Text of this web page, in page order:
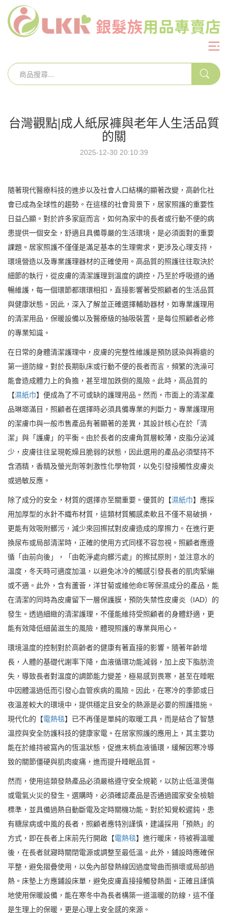
台灣觀點|成人紙尿褲與老年人生活品質
的關
2025-12-30 20:10:39
隨著現代醫療科技的進步以及社會人口結構的顯著改變，高齡化社
會已成為全球性的趨勢。在這樣的社會背景下，居家照護的重要性
日益凸顯。對於許多家庭而言，如何為家中的長者或行動不便的病
患提供一個安全，舒適且具備尊嚴的生活環境，是必須面對的重要
課題。居家照護不僅僅是滿足基本的生理需求，更涉及心理支持，
環境營造以及專業護理器材的正確使用。高品質的照護往往取決於
細節的執行，從皮膚的清潔護理到溫度的調控，乃至於呼吸道的通
暢維護，每一個環節都環環相扣，直接影響著受照顧者的生活品質
與健康狀態。因此，深入了解並正確選擇輔助器材，如專業護理用
的清潔用品，保暖設備以及醫療級的抽吸裝置，是每位照顧者必修
的專業知識。
在日常的身體清潔護理中，皮膚的完整性維護是預防感染與褥瘡的
第一道防線。對於長期臥床或行動不便的長者而言，頻繁的洗澡可
能會造成體力上的負擔，甚至增加跌倒的風險。此時，高品質的
【濕紙巾】便成為了不可或缺的護理用品。然而，市面上的清潔產
品琳瑯滿目，照顧者在選擇時必須具備專業的判斷力。專業護理用
的潔膚巾與一般市售產品有著顯著的差異，其設計核心在於「清
潔」與「護膚」的平衡。由於長者的皮膚角質層較薄，皮脂分泌減
少，皮膚往往呈現乾燥且脆弱的狀態，因此選用的產品必須堅持不
含酒精，香精及螢光劑等刺激性化學物質，以免引發接觸性皮膚炎
或過敏反應。
除了成分的安全，材質的選擇亦至關重要。優質的【濕紙巾】應採
用加厚型的水針不織布材質，這類材質觸感柔軟且不僅不易破損，
更能有效吸附髒污，減少來回擦拭對皮膚造成的摩擦力。在進行更
換尿布或局部清潔時，正確的使用方式同樣不容忽視。照顧者應遵
循「由前向後」，「由乾淨處向髒污處」的擦拭原則，並注意水的
溫度，冬天時可適度加溫，以避免冰冷的觸感引發長者的肌肉緊繃
或不適。此外，含有蘆薈，洋甘菊或維他命E等保濕成分的產品，能
在清潔的同時為皮膚留下一層保護膜，預防失禁性皮膚炎（IAD）的
發生。透過細緻的清潔護理，不僅能維持受照顧者的身體舒適，更
能有效降低細菌滋生的風險，體現照護的專業與用心。
環境溫度的控制對於高齡者的健康有著直接的影響。隨著年齡增
長，人體的基礎代謝率下降，血液循環功能減弱，加上皮下脂肪流
失，導致長者對溫度的調節能力變差，極易感到畏寒，甚至在睡眠
中因體溫過低而引發心血管疾病的風險。因此，在寒冷的季節或日
夜溫差較大的環境中，提供穩定且安全的熱源是必要的照護措施。
現代化的【電熱毯】已不再僅是單純的取暖工具，而是結合了智慧
溫控與安全防護科技的健康家電。在居家照護的應用上，其主要功
能在於維持被窩內的恆溫狀態，促進末梢血液循環，緩解因寒冷導
致的關節僵硬與肌肉痠痛，進而提升睡眠品質。
然而，使用這類發熱產品必須嚴格遵守安全規範，以防止低溫燙傷
或電氣火災的發生。選購時，必須確認產品是否通過國家安全檢驗
標準，並具備過熱自動斷電及定時關機功能。對於知覺較遲鈍，患
有糖尿病或中風的長者，照顧者應特別謹慎，建議採用「預熱」的
方式，即在長者上床前先行開啟【電熱毯】進行暖床，待被褥溫暖
後，在長者就寢時關閉電源或調整至最低溫。此外，鋪設時應確保
平整，避免摺疊使用，以免內部發熱線因過度彎曲而損壞或局部過
熱。床墊上方應鋪設床單，避免皮膚直接接觸發熱面。正確且謹慎
地使用保暖設備，能在寒冬中為長者構築一道溫暖的防線，這不僅
是生理上的保暖，更是心理上安全感的來源。